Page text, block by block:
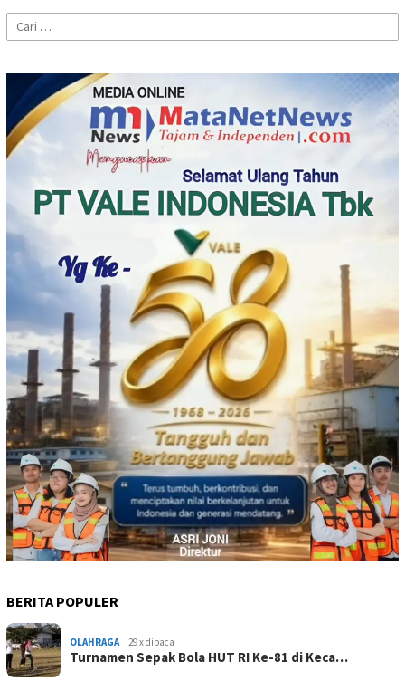
Cari
untuk:
BERITA POPULER
OLAHRAGA 29 x dibaca
Turnamen Sepak Bola HUT RI Ke-81 di Keca…